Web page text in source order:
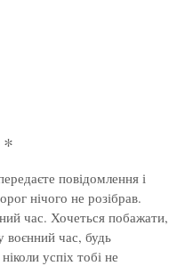
повідомлення і
нічого не розібрав.
час. Хочеться побажати,
воєнний час, будь
успіх тобі не